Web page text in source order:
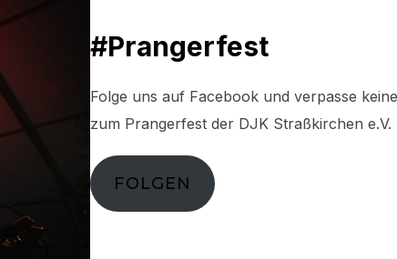
#Prangerfest
Folge uns auf Facebook und verpasse
zum Prangerfest der DJK Straßkirchen e.V.
FOLGEN